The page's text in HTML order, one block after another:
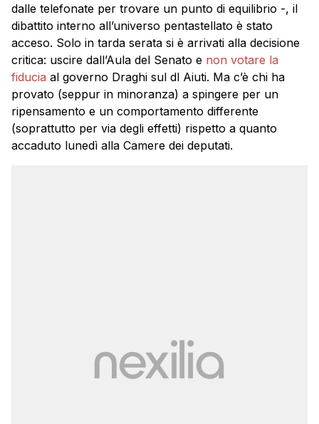
dalle telefonate per trovare un punto di equilibrio -, il
dibattito interno all’universo pentastellato è stato
acceso. Solo in tarda serata si è arrivati alla decisione
critica: uscire dall’Aula del Senato e non votare la
fiducia al governo Draghi sul dl Aiuti. Ma c’è chi ha
provato (seppur in minoranza) a spingere per un
ripensamento e un comportamento differente
(soprattutto per via degli effetti) rispetto a quanto
accaduto lunedì alla Camere dei deputati.